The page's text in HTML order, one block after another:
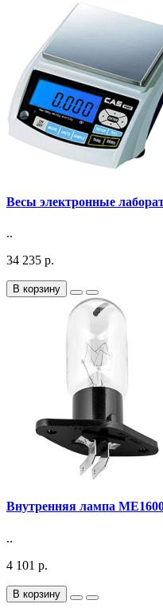
Весы электронные
..
34 235 р.
В корзину
Внутренняя лампа
..
4 101 р.
В корзину